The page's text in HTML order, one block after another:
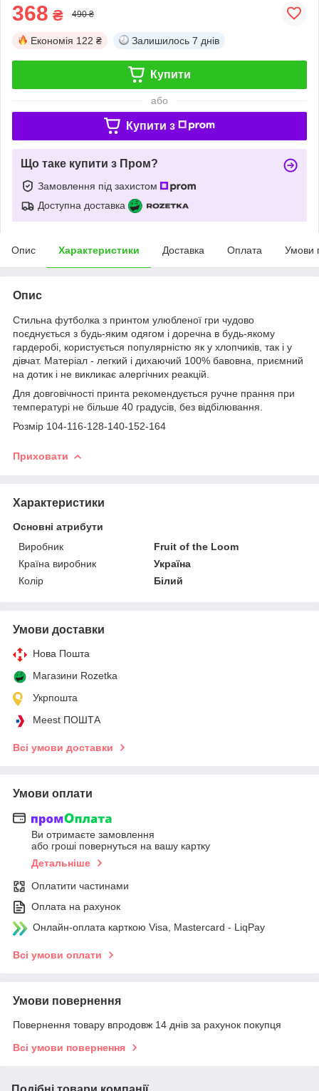
368 ₴ 490 ₴
Економія 122 ₴ Залишилось 7 днів
Купити
або
Купити з
Що таке купити з Пром?
Замовлення під захистом
Доступна доставка
Опис Характеристики Доставка Оплата Умови
Опис
Стильна футболка з принтом улюбленої гри чудово
поєднується з будь-яким одягом і доречна в будь-якому
гардеробі, користується популярністю як у хлопчиків, так і у
дівчат. Матеріал - легкий і дихаючий 100% бавовна, приємний
на дотик і не викликає алергічних реакцій.
Для довговічності принта рекомендується ручне прання при
температурі не більше 40 градусів, без відбілювання.
Розмір 104-116-128-140-152-164
Приховати
Характеристики
Основні атрибути
Виробник
Fruit of the Loom
Країна виробник
Україна
Колір
Білий
Умови доставки
Нова Пошта
Магазини Rozetka
Укрпошта
Meest ПОШТА
Всі умови доставки
Умови оплати
Ви отримаєте замовлення
або гроші повернуться на вашу картку
Детальніше
Оплатити частинами
Оплата на рахунок
Онлайн-оплата карткою Visa, Mastercard - LiqPay
Всі умови оплати
Умови повернення
Повернення товару впродовж 14 днів за рахунок покупця
Всі умови повернення